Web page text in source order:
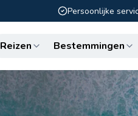
Persoonlijke
Reizen Bestemmingen